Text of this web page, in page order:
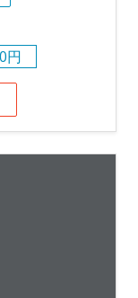
円